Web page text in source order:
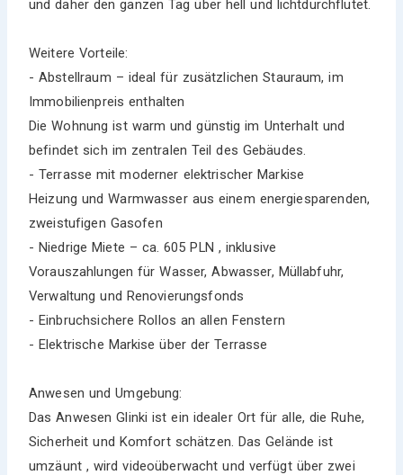
und daher den ganzen Tag über hell und lichtdurchflutet.
Weitere Vorteile:
- Abstellraum – ideal für zusätzlichen Stauraum, im
Immobilienpreis enthalten
Die Wohnung ist warm und günstig im Unterhalt und
befindet sich im zentralen Teil des Gebäudes.
- Terrasse mit moderner elektrischer Markise
Heizung und Warmwasser aus einem energiesparenden,
zweistufigen Gasofen
- Niedrige Miete – ca. 605 PLN , inklusive
Vorauszahlungen für Wasser, Abwasser, Müllabfuhr,
Verwaltung und Renovierungsfonds
- Einbruchsichere Rollos an allen Fenstern
- Elektrische Markise über der Terrasse
Anwesen und Umgebung:
Das Anwesen Glinki ist ein idealer Ort für alle, die Ruhe,
Sicherheit und Komfort schätzen. Das Gelände ist
umzäunt , wird videoüberwacht und verfügt über zwei